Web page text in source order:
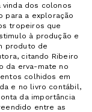
dos colonos
para a exploração
tropeiros que
à produção e
produto de
citando Ribeiro
da erva-mate no
colhidos em
e no livro contábil,
da importância
entre as